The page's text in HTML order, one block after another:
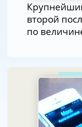
второй
по